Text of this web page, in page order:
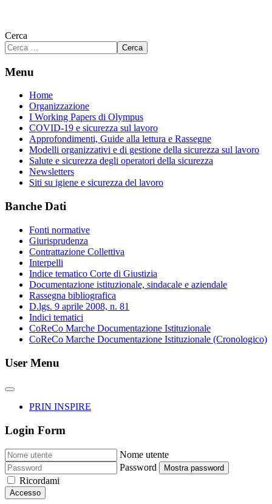
Cerca
Cerca
Menu
Home
Organizzazione
I Working Papers di Olympus
COVID-19 e sicurezza sul lavoro
Approfondimenti, Guide alla lettura e Rassegne
Modelli organizzativi e di gestione della sicurezza sul lavoro
Salute e sicurezza degli operatori della sicurezza
Newsletters
Siti su igiene e sicurezza del lavoro
Banche Dati
Fonti normative
Giurisprudenza
Contrattazione Collettiva
Interpelli
Indice tematico Corte di Giustizia
Documentazione istituzionale, sindacale e aziendale
Rassegna bibliografica
D.lgs. 9 aprile 2008, n. 81
Indici tematici
CoReCo Marche Documentazione Istituzionale
CoReCo Marche Documentazione Istituzionale (Cronologico)
User Menu
PRIN INSPIRE
Login Form
Nome utente
Password
Mostra password
Ricordami
Accesso